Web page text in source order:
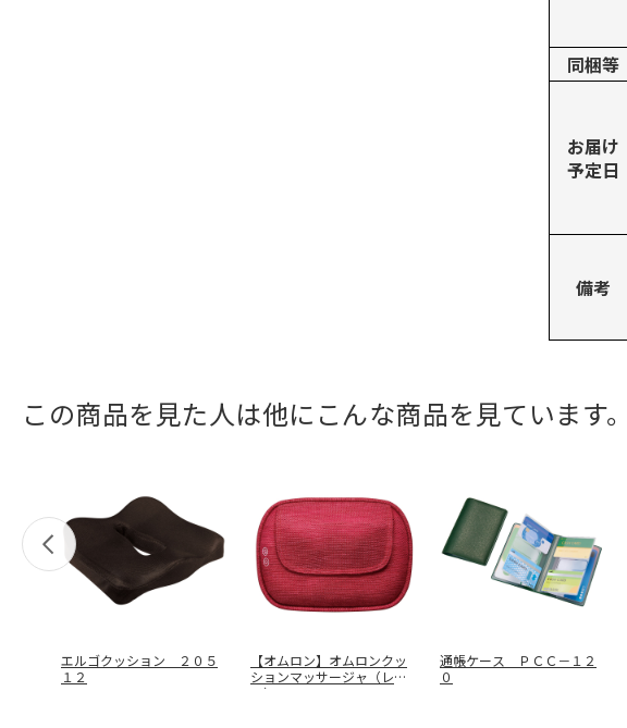
同梱等
お届け
予定日
備考
この商品を見た人は他にこんな商品を見ています。
エルゴクッション ２０５
１２
【オムロン】オムロンクッ
ションマッサージャ（レッ
ド） ＨＭ
通帳ケース ＰＣＣ－１２
０